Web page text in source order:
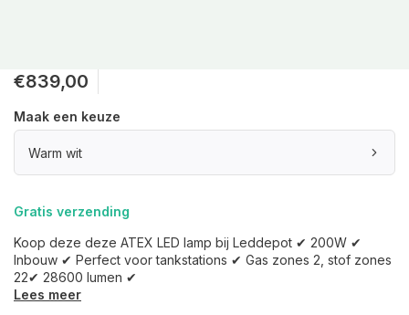
€839,00
Maak een keuze
Warm wit
Gratis verzending
Koop deze deze ATEX LED lamp bij Leddepot ✔ 200W ✔
Inbouw ✔ Perfect voor tankstations ✔ Gas zones 2, stof zones
22✔ 28600 lumen ✔
Lees meer